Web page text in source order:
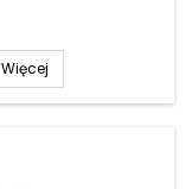
Więcej